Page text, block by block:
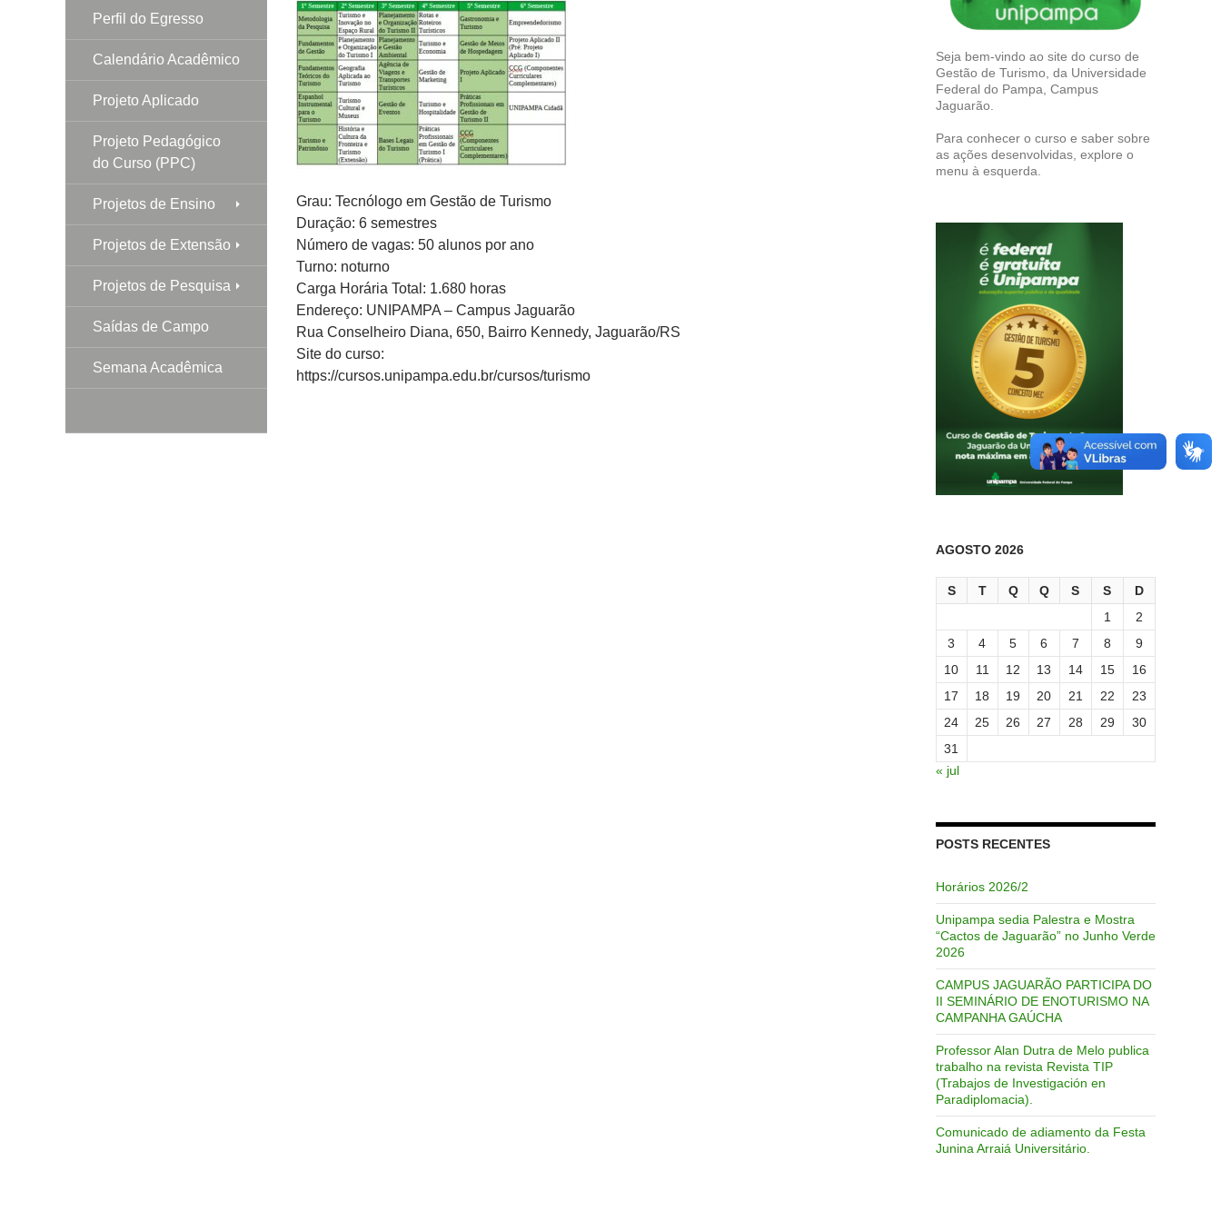
Grau: Tecnólogo em Gestão de Turismo
Duração: 6 semestres
Número de vagas: 50 alunos por ano
Turno: noturno
Carga Horária Total: 1.680 horas
Endereço: UNIPAMPA – Campus Jaguarão
Rua Conselheiro Diana, 650, Bairro Kennedy, Jaguarão/RS
Site do curso:
https://cursos.unipampa.edu.br/cursos/turismo
Seja bem-vindo ao site do curso de
Gestão de Turismo, da Universidade
Federal do Pampa, Campus
Jaguarão.
Para conhecer o curso e saber sobre
as ações desenvolvidas, explore o
menu à esquerda.
AGOSTO 2026
S T Q Q S S
D
1
2
3
4 5 6 7 8
9
10
11 12 13 14 15
16
17
18 19 20 21 22
23
24
25 26 27 28 29
30
31
« jul
POSTS RECENTES
Horários 2026/2
Unipampa sedia Palestra e Mostra
“Cactos de Jaguarão” no Junho Verde
2026
CAMPUS JAGUARÃO PARTICIPA DO
II SEMINÁRIO DE ENOTURISMO NA
CAMPANHA GAÚCHA
Professor Alan Dutra de Melo publica
trabalho na revista Revista TIP
(Trabajos de Investigación en
Paradiplomacia).
Comunicado de adiamento da Festa
Junina Arraiá Universitário.
Perfil do Egresso
Calendário Acadêmico
Projeto Aplicado
Projeto Pedagógico
do Curso (PPC)
Projetos de Ensino
Projetos de Extensão
Projetos de Pesquisa
Saídas de Campo
Semana Acadêmica